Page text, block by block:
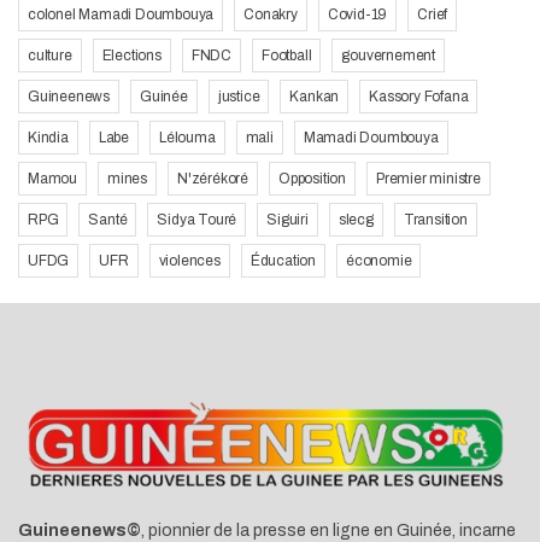
colonel Mamadi Doumbouya Conakry Covid-19 Crief
culture Elections FNDC Football gouvernement
Guineenews Guinée justice Kankan Kassory Fofana
Kindia Labe Lélouma mali Mamadi Doumbouya
Mamou mines N'zérékoré Opposition Premier ministre
RPG Santé Sidya Touré Siguiri slecg Transition
UFDG UFR violences Éducation économie
Guineenews©, pionnier de la presse en ligne en Guinée, incarne